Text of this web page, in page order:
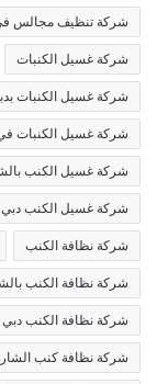
شركة تنظيف مجالس
شركة غسيل الكنبات
شركة غسيل الكنبات
شركة غسيل الكنبات
شركة غسيل الكنب
شركة غسيل الكنب دبي
شركة نظافة الكنب
شركة نظافة الكنب
شركة نظافة الكنب دبي
شركة نظافة كنب